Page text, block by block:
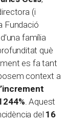
(i
Fundació
família
què
es fa tant
context a
244% . Aquest
del 16